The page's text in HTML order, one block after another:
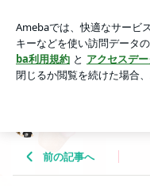
か？ | Tricolor Language
アプリをダウンロードして
ょう。
前の記事へ